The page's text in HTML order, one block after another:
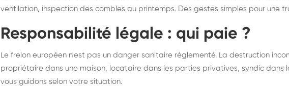
ventilation, inspection des combles au printemps. Des gestes simples pour une
Responsabilité légale : qui paie ?
Le frelon européen n'est pas un danger sanitaire réglementé. La destruction
propriétaire dans une maison, locataire dans les parties privatives, syndic dans
vous guidons selon votre situation.